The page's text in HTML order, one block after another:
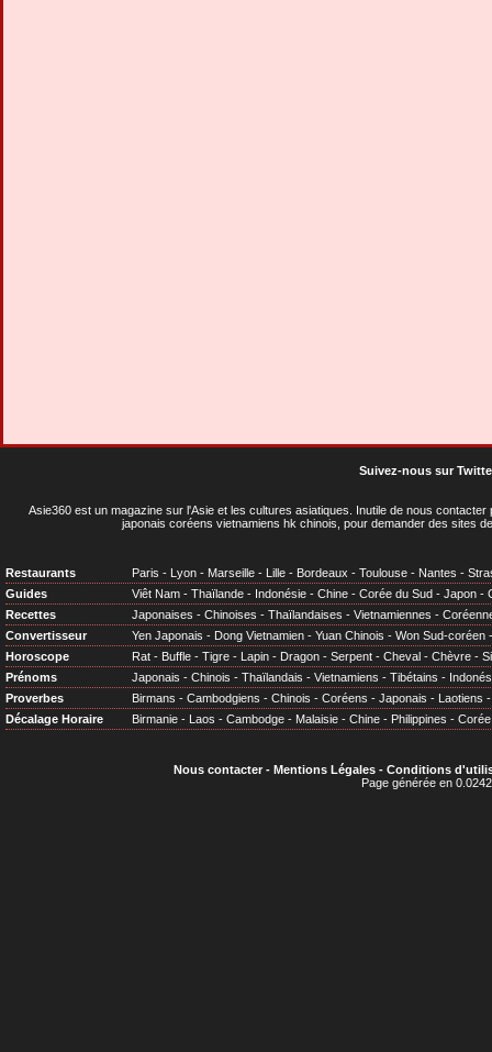
Suivez-nous sur
Asie360 est un magazine sur l'Asie et les cultures asiatiques . Inutile de nous
japonais coréens vietnamiens hk chinois, pour demander des sites
Restaurants Paris - Lyon - Marseille - Lille - Bordeaux - Toulouse - Nantes -
Guides
Viêt Nam - Thaïlande - Indonésie - Chine - Corée du Sud - Japon -
Recettes
Japonaises - Chinoises - Thaïlandaises - Vietnamiennes -
Convertisseur
Yen Japonais - Dong Vietnamien - Yuan Chinois - Won Sud-coréen
Horoscope
Rat - Buffle - Tigre - Lapin - Dragon - Serpent - Cheval - Chèvre -
Prénoms
Japonais - Chinois - Thaïlandais - Vietnamiens - Tibétains -
Proverbes
Birmans - Cambodgiens - Chinois - Coréens - Japonais - Laotiens
Décalage Horaire
Birmanie - Laos - Cambodge - Malaisie - Chine - Philippines - Corée
Nous contacter- Mentions Légales- Conditions
Page générée en